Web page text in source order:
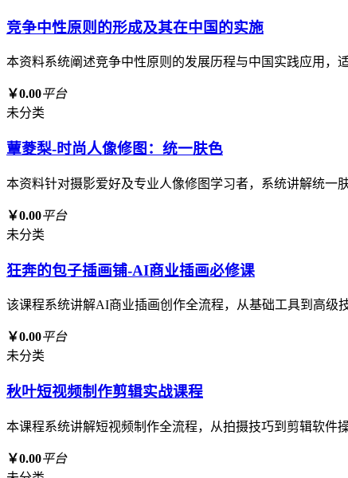
竞争中性原则的形成及其在中国的实施
本资料系统阐述竞争中性原则的发展历程与中国实践应用，
￥0.00平台
未分类
蕈菱梨-时尚人像修图：统一肤色
本资料针对摄影爱好及专业人像修图学习者，系统讲解统一
￥0.00平台
未分类
狂奔的包子插画铺-AI商业插画必修课
该课程系统讲解AI商业插画创作全流程，从基础工具到高
￥0.00平台
未分类
秋叶短视频制作剪辑实战课程
本课程系统讲解短视频制作全流程，从拍摄技巧到剪辑软件
￥0.00平台